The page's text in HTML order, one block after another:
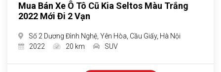
Mua Bán Xe Ô Tô Cũ Kia Seltos Màu Trắng
2022 Mới Đi 2 Vạn
Số 2 Dương Đình Nghệ, Yên Hòa, Cầu Giấy, Hà Nội
2022
20 km SUV